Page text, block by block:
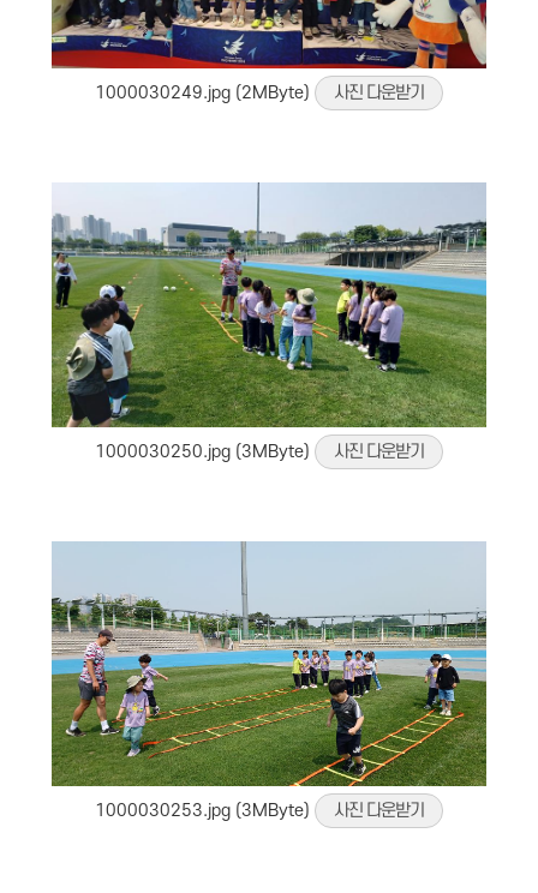
1000030249.jpg (2MByte) 사진 다운받기
1000030250.jpg (3MByte) 사진 다운받기
1000030253.jpg (3MByte) 사진 다운받기